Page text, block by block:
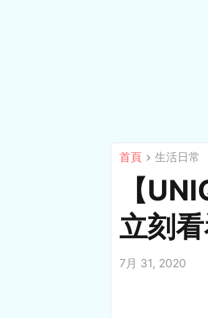
首頁 生活日常
【
立刻
7月 31, 2020